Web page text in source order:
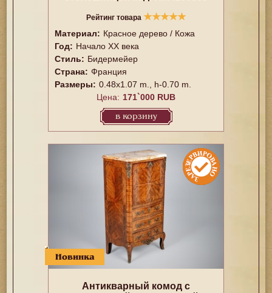
Рейтинг товара ★★★★★
Материал: Красное дерево / Кожа
Год: Начало XX века
Стиль: Бидермейер
Страна: Франция
Размеры: 0.48x1.07 m., h-0.70 m.
Цена: 171`000 RUB
в корзину
Новинка
Антикварный комод с